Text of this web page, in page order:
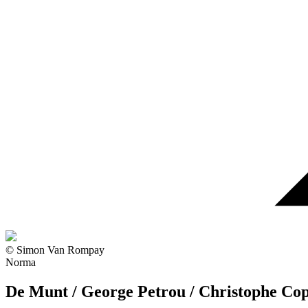
© Simon Van Rompay
Norma
De Munt / George Petrou / Christophe